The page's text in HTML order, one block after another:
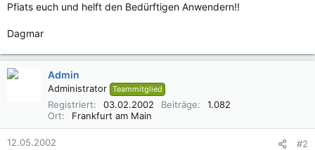
Pfiats euch und helft den Bedürftigen Anwendern!!
Dagmar
Admin
Administrator Teammitglied
Registriert 03.02.2002 Beiträge
1.082
Ort
Frankfurt am Main
12.05.2002 #2